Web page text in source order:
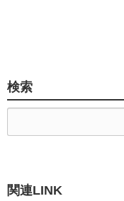
検索
関連LINK